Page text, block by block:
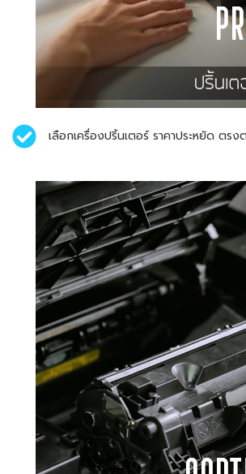
เลือกเครื่องปริ้นเตอร์ ราคาประหยัด ตรง